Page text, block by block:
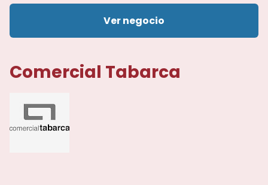
Ver negocio
Comercial Tabarca